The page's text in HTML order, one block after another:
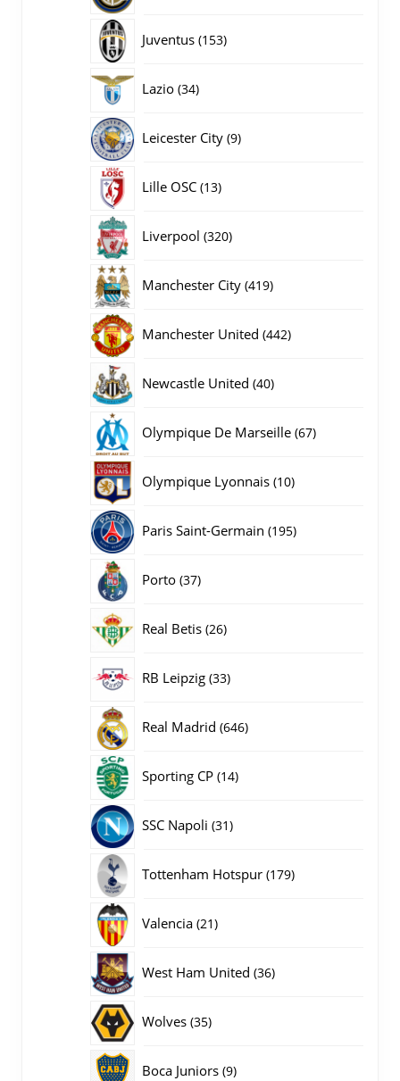
Juventus 153153
Lazio 3434
Leicester City 99
Lille OSC 1313
Liverpool 320320
Manchester City 419419
Manchester United 442442
Newcastle United 4040
Olympique De Marseille 6767
Olympique Lyonnais 1010
Paris Saint-Germain 195195
Porto 3737
Real Betis 2626
RB Leipzig 3333
Real Madrid 646646
Sporting CP 1414
SSC Napoli 3131
Tottenham Hotspur 179179
Valencia 2121
West Ham United 3636
Wolves 3535
Boca Juniors 99